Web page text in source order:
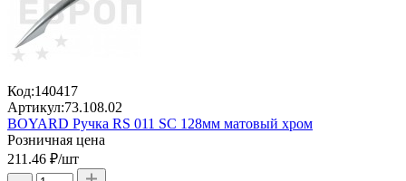
Код:140417
Артикул:73.108.02
BOYARD Ручка RS 011 SC 128мм матовый хром
Розничная цена
211.46 ₽/шт